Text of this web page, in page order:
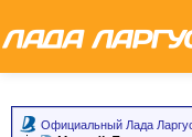
Официальный Лада